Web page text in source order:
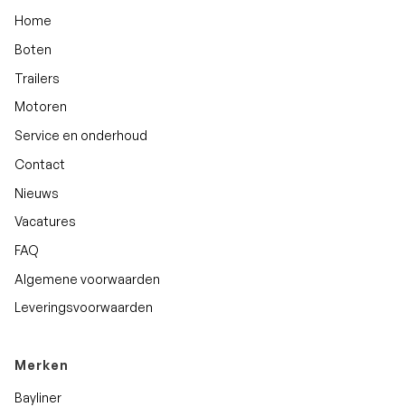
Home
Boten
Trailers
Motoren
Service en onderhoud
Contact
Nieuws
Vacatures
FAQ
Algemene voorwaarden
Leveringsvoorwaarden
Merken
Bayliner